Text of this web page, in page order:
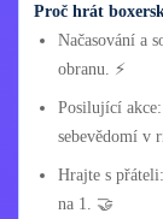
Proč hrát
Načasování a
obranu. ⚡
Posilující
sebevědomí v
Hrajte s
na 1. 🤝